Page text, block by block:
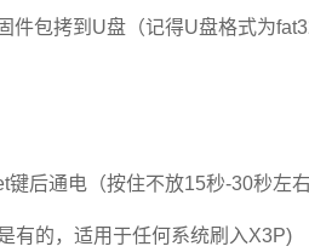
包拷到U盘（记得U盘格式为
后通电（按住不放15秒-30秒左
有的，适用于任何系统刷入X3P)